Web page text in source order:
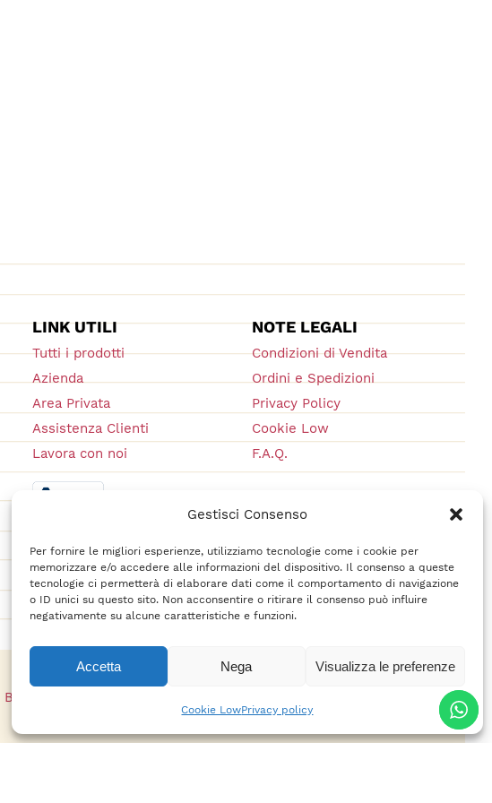
Gestisci Consenso
Per fornire le migliori esperienze, utilizziamo tecnologie come i cookie per
memorizzare e/o accedere alle informazioni del dispositivo. Il consenso a queste
tecnologie ci permetterà di elaborare dati come il comportamento di navigazione
o ID unici su questo sito. Non acconsentire o ritirare il consenso può influire
negativamente su alcune caratteristiche e funzioni.
Accetta Nega Visualizza le preferenze
Cookie LowPrivacy policy
LINK UTILI
Tutti i prodotti
Azienda
Area Privata
Assistenza Clienti
Lavora con noi
NOTE LEGALI
Condizioni di Vendita
Ordini e Spedizioni
Privacy Policy
Cookie Low
F.A.Q.
BelliFreschi